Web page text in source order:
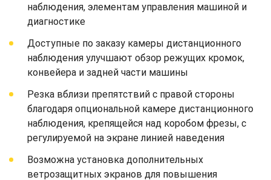
наблюдения, элементам управления машиной и
диагностике
Доступные по заказу камеры дистанционного
наблюдения улучшают обзор режущих кромок,
конвейера и задней части машины
Резка вблизи препятствий с правой стороны
благодаря опциональной камере дистанционного
наблюдения, крепящейся над коробом фрезы, с
регулируемой на экране линией наведения
Возможна установка дополнительных
ветрозащитных экранов для повышения